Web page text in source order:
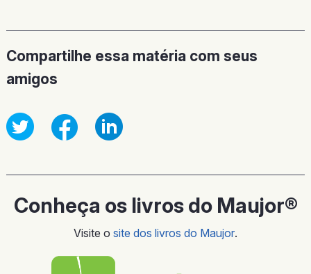
Compartilhe essa matéria com seus
amigos
Conheça os livros do Maujor®
Visite o site dos livros do Maujor.